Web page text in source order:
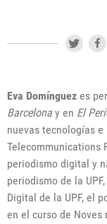
Eva Domínguez es
Barcelona y en El
nuevas tecnologías
Telecommunications
periodismo digital y
periodismo de la
Digital de la UPF, el
en el curso de